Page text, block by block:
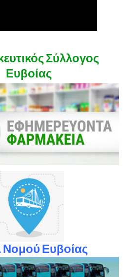
Σύλλογος
Ευβοίας
Ευβοίας